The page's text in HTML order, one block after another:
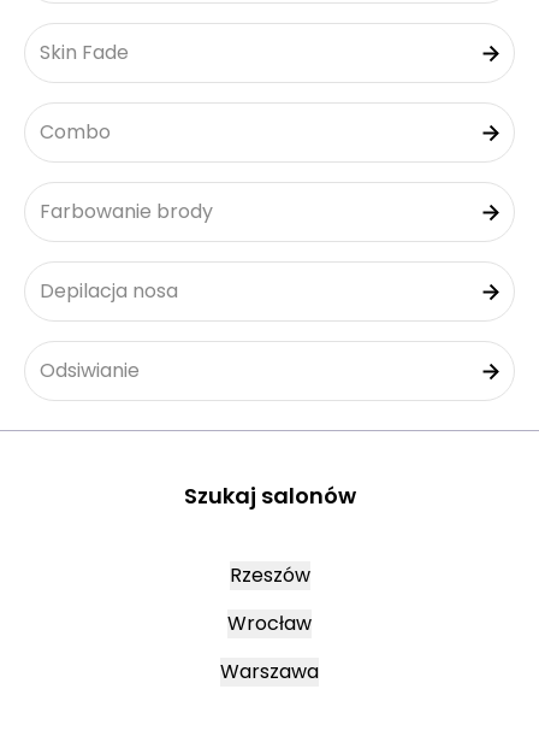
Skin Fade
Combo
Farbowanie brody
Depilacja nosa
Odsiwianie
Szukaj salonów
Rzeszów
Wrocław
Warszawa